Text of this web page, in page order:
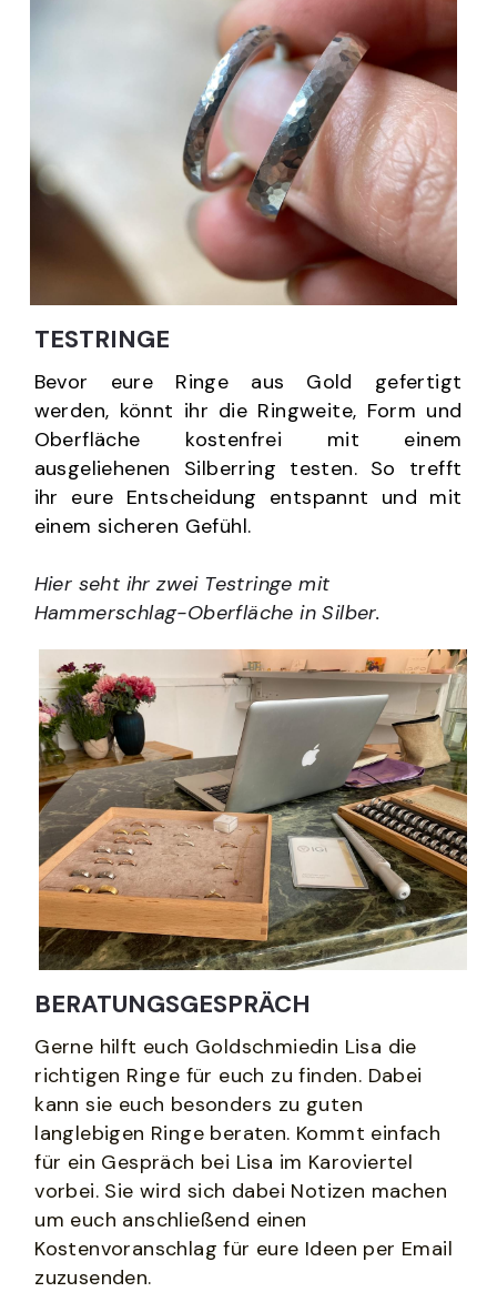
TESTRINGE
Bevor eure Ringe aus Gold gefertigt
werden, könnt ihr die Ringweite, Form und
Oberfläche kostenfrei mit einem
ausgeliehenen Silberring testen. So trefft
ihr eure Entscheidung entspannt und mit
einem sicheren Gefühl.
Hier seht ihr zwei Testringe mit
Hammerschlag-Oberfläche in Silber.
BERATUNGSGESPRÄCH
Gerne hilft euch Goldschmiedin Lisa die
richtigen Ringe für euch zu finden. Dabei
kann sie euch besonders zu guten
langlebigen Ringe beraten. Kommt einfach
für ein Gespräch bei Lisa im Karoviertel
vorbei. Sie wird sich dabei Notizen machen
um euch anschließend einen
Kostenvoranschlag für eure Ideen per Email
zuzusenden.